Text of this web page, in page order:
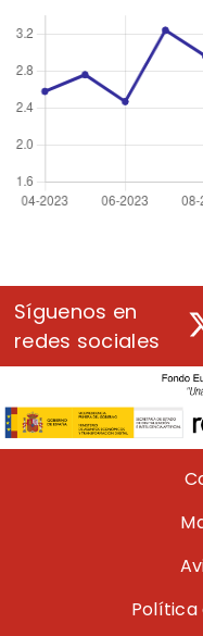
Síguenos en
redes sociales
Pie de página
Política